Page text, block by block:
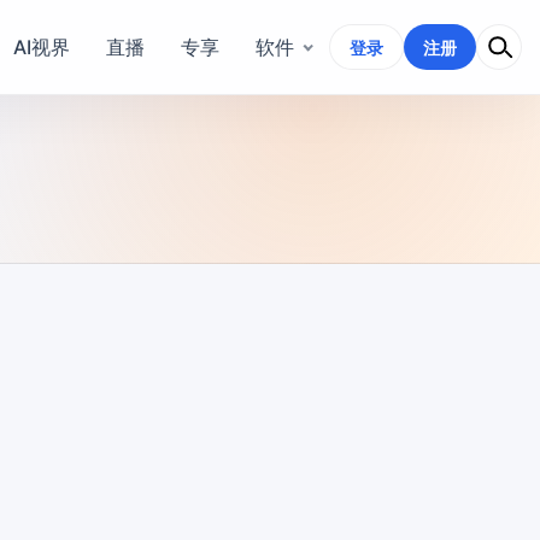
AI视界 直播 专享 软件 登录 注册